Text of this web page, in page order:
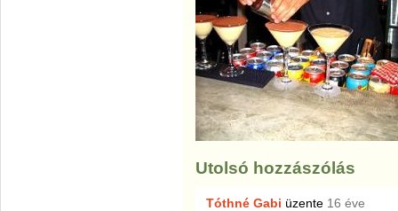
Utolsó hozzászólás
Tóthné Gabi üzente 16 éve